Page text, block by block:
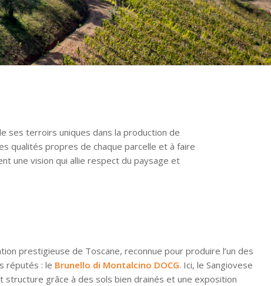
ses terroirs uniques dans la production de
qualités propres de chaque parcelle et à faire
une vision qui allie respect du paysage et
prestigieuse de Toscane, reconnue pour produire l’un des
réputés : le Brunello di Montalcino DOCG. Ici, le Sangiovese
structure grâce à des sols bien drainés et une exposition